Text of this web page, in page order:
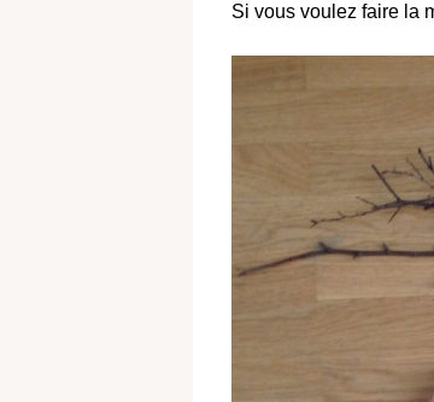
Si vous voulez faire la